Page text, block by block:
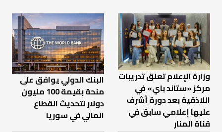
وزارة الإعلام تعلق تدريبات
مركز «ستاند باي» في
اللاذقية بعد دورة أشرف
عليها إعلامي سابق في
قناة المنار
البنك الدولي يوافق على
منحة بقيمة 100 مليون
دولار لتحديث القطاع
المالي في سوريا